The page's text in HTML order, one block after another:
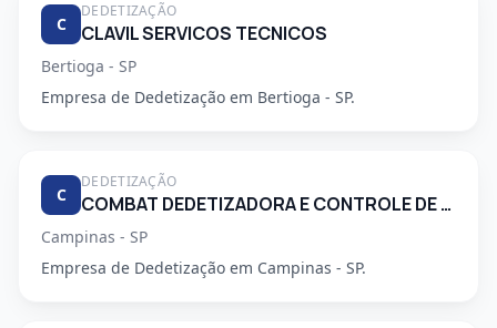
C
DEDETIZAÇÃO
CLAVIL SERVICOS TECNICOS
Bertioga - SP
Empresa de Dedetização em Bertioga - SP.
C
DEDETIZAÇÃO
COMBAT DEDETIZADORA E CONTROLE DE PRAGAS URBANAS
Campinas - SP
Empresa de Dedetização em Campinas - SP.